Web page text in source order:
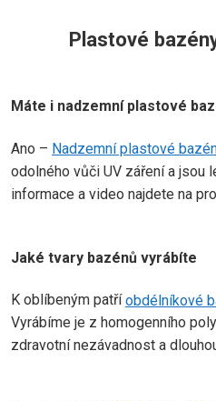
Plastové
Máte i nadzemní plastové
Ano – Nadzemní plastové
odolného vůči UV záření a jsou
informace a video najdete na
Jaké tvary bazénů vyrábíte
K oblíbeným patříobdélníkové
Vyrábíme je z homogenního
zdravotní nezávadnost a